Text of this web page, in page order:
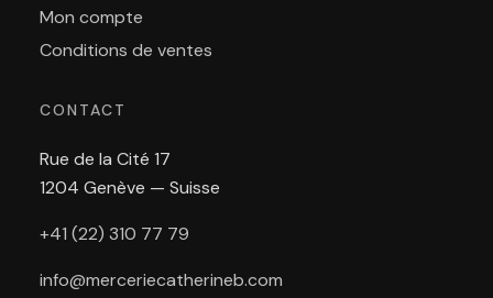
Mon compte
Conditions de ventes
CONTACT
Rue de la Cité 17
1204 Genève — Suisse
+41 (22) 310 77 79
info@merceriecatherineb.com